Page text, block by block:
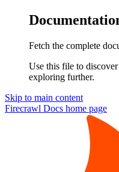
Fetch the complete
Use this file to
exploring further.
Skip to main content
Firecrawl Docs home page